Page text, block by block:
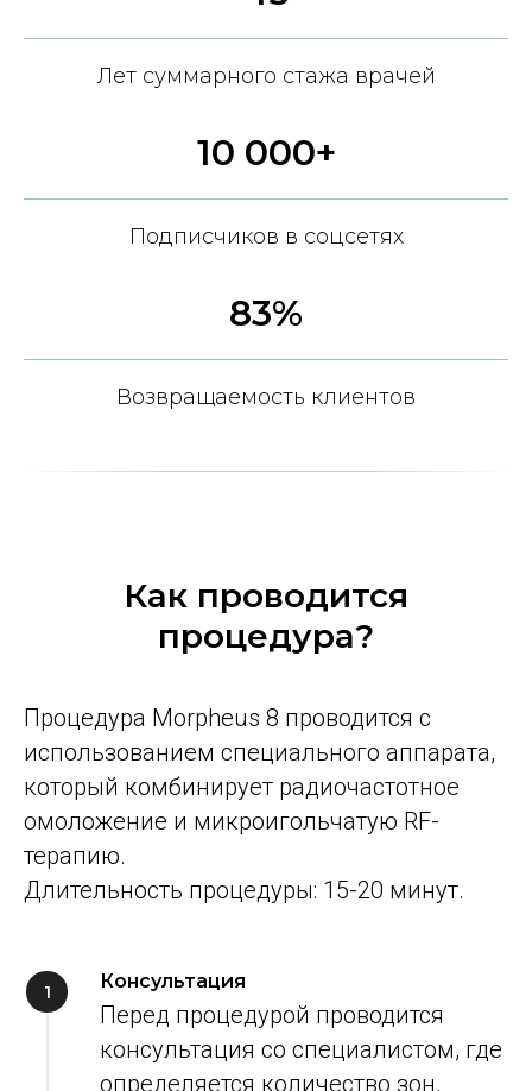
Лет суммарного стажа врачей
10 000+
Подписчиков в соцсетях
83%
Возвращаемость клиентов
Как проводится
процедура?
Процедура Morpheus 8 проводится с
использованием специального аппарата,
который комбинирует радиочастотное
омоложение и микроигольчатую RF-
терапию.
Длительность процедуры: 15-20 минут.
Консультация
Перед процедурой проводится
консультация со специалистом, где
определяется количество зон,